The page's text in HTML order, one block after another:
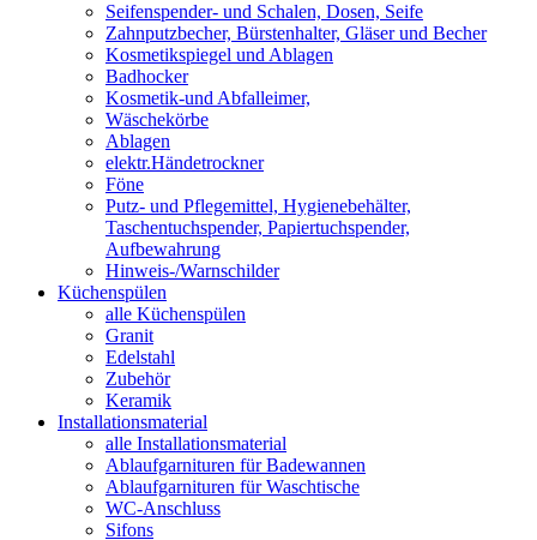
Seifenspender- und Schalen, Dosen, Seife
Zahnputzbecher, Bürstenhalter, Gläser und Becher
Kosmetikspiegel und Ablagen
Badhocker
Kosmetik-und Abfalleimer,
Wäschekörbe
Ablagen
elektr.Händetrockner
Föne
Putz- und Pflegemittel, Hygienebehälter,
Taschentuchspender, Papiertuchspender,
Aufbewahrung
Hinweis-/Warnschilder
Küchenspülen
alle Küchenspülen
Granit
Edelstahl
Zubehör
Keramik
Installationsmaterial
alle Installationsmaterial
Ablaufgarnituren für Badewannen
Ablaufgarnituren für Waschtische
WC-Anschluss
Sifons